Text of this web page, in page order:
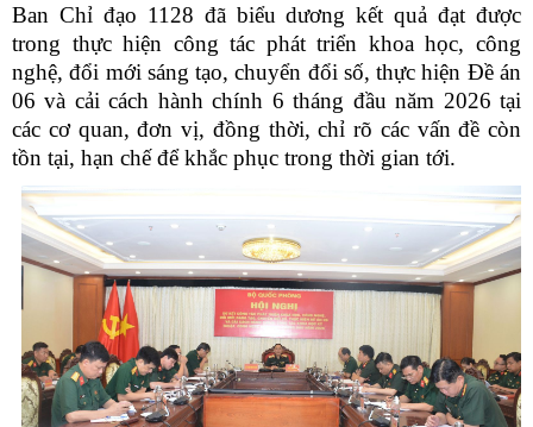
Ban Chỉ đạo 1128 đã biểu dương kết quả đạt được
trong thực hiện công tác phát triển khoa học, công
nghệ, đổi mới sáng tạo, chuyển đổi số, thực hiện Đề án
06 và cải cách hành chính 6 tháng đầu năm 2026 tại
các cơ quan, đơn vị, đồng thời, chỉ rõ các vấn đề còn
tồn tại, hạn chế để khắc phục trong thời gian tới.